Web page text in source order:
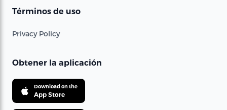
Términos de uso
Privacy Policy
Obtener la aplicación
Download on the
App Store